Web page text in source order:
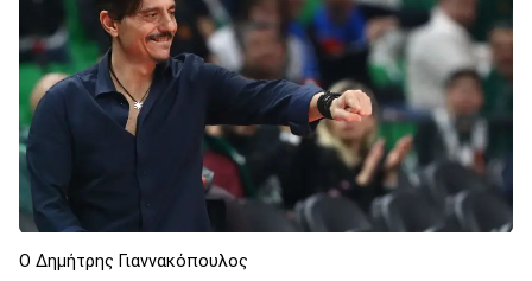
Ο Δημήτρης Γιαννακόπουλος